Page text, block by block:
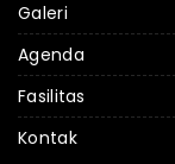
Galeri
Agenda
Fasilitas
Kontak